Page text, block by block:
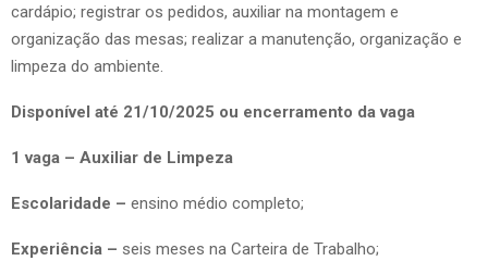
cardápio; registrar os pedidos, auxiliar na montagem e
organização das mesas; realizar a manutenção, organização e
limpeza do ambiente.
Disponível até 21/10/2025 ou encerramento da vaga
1 vaga – Auxiliar de Limpeza
Escolaridade – ensino médio completo;
Experiência – seis meses na Carteira de Trabalho;